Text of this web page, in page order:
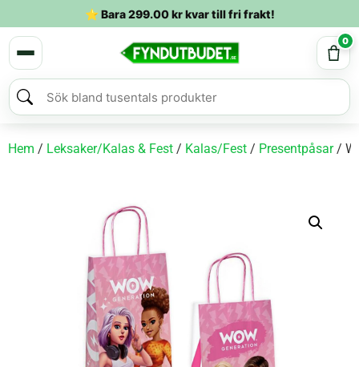
⭐ Bara299.00krkvar till fri frakt!
0
Hem / Leksaker/Kalas & Fest / Kalas/Fest / Presentpåsar/